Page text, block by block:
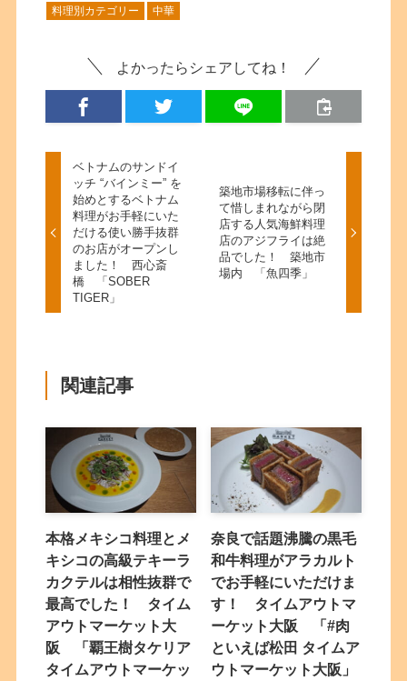
料理別カテゴリー
中華
よかったらシェアしてね！
ベトナムのサンドイ
ッチ “バインミー” を
始めとするベトナム
料理がお手軽にいた
だける使い勝手抜群
のお店がオープンし
ました！ 西心斎
橋 「SOBER
TIGER」
築地市場移転に伴っ
て惜しまれながら閉
店する人気海鮮料理
店のアジフライは絶
品でした！ 築地市
場内 「魚四季」
関連記事
本格メキシコ料理とメ
キシコの高級テキーラ
カクテルは相性抜群で
最高でした！ タイム
アウトマーケット大
阪 「覇王樹タケリア
タイムアウトマーケッ
奈良で話題沸騰の黒毛
和牛料理がアラカルト
でお手軽にいただけま
す！ タイムアウトマ
ーケット大阪 「#肉
といえば松田 タイムア
ウトマーケット大阪」